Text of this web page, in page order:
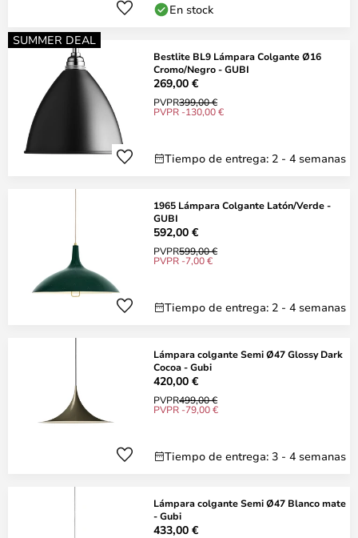
En stock
SUMMER DEAL
Bestlite BL9 Lámpara Colgante Ø16
Cromo/Negro - GUBI
269,00 €
PVPR399,00 €
PVPR -130,00 €
Tiempo de entrega: 2 - 4 semanas
1965 Lámpara Colgante Latón/Verde -
GUBI
592,00 €
PVPR599,00 €
PVPR -7,00 €
Tiempo de entrega: 2 - 4 semanas
Lámpara colgante Semi Ø47 Glossy Dark
Cocoa - Gubi
420,00 €
PVPR499,00 €
PVPR -79,00 €
Tiempo de entrega: 3 - 4 semanas
Lámpara colgante Semi Ø47 Blanco mate
- Gubi
433,00 €